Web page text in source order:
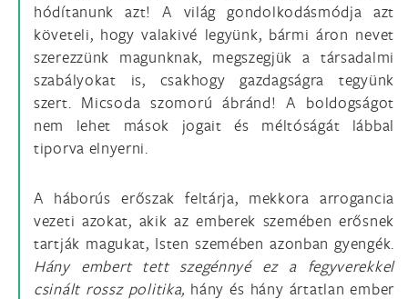
hódítanunk azt! A világ gondolkodásmódja azt
követeli, hogy valakivé legyünk, bármi áron nevet
szerezzünk magunknak, megszegjük a társadalmi
szabályokat is, csakhogy gazdagságra tegyünk
szert. Micsoda szomorú ábránd! A boldogságot
nem lehet mások jogait és méltóságát lábbal
tiporva elnyerni.
A háborús erőszak feltárja, mekkora arrogancia
vezeti azokat, akik az emberek szemében erősnek
tartják magukat, Isten szemében azonban gyengék.
Hány embert tett szegénnyé ez a fegyverekkel
csinált rossz politika, hány és hány ártatlan ember